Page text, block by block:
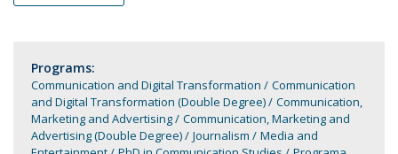
Programs:
Communication and Digital Transformation
Communication
and Digital Transformation (Double Degree)
Communication,
Marketing and Advertising
Communication, Marketing and
Advertising (Double Degree)
Journalism
Media and